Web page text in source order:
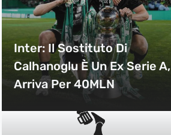
Inter: Il Sostituto Di
Calhanoglu È Un Ex Serie A,
Arriva Per 40MLN